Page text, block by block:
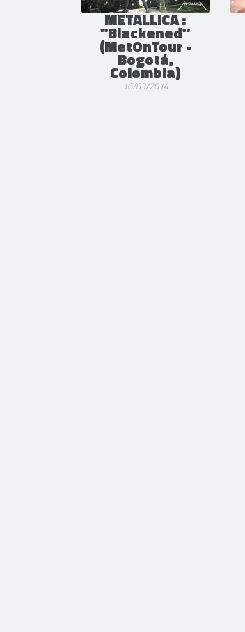
METALLICA :
"Blackened"
(MetOnTour -
Bogotá,
Colombia)
16/03/2014